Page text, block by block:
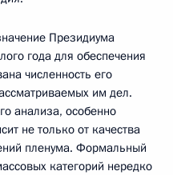
Президиума
года для обеспечения
численность его
им дел.
анализа, особенно
не только от качества
пленума. Формальный
категорий нередко